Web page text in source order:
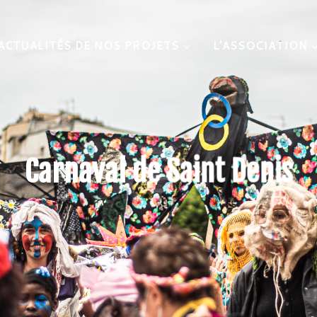
ACTUALITÉS DE NOS PROJETS L’ASSOCIATION
Carnaval de Saint Denis